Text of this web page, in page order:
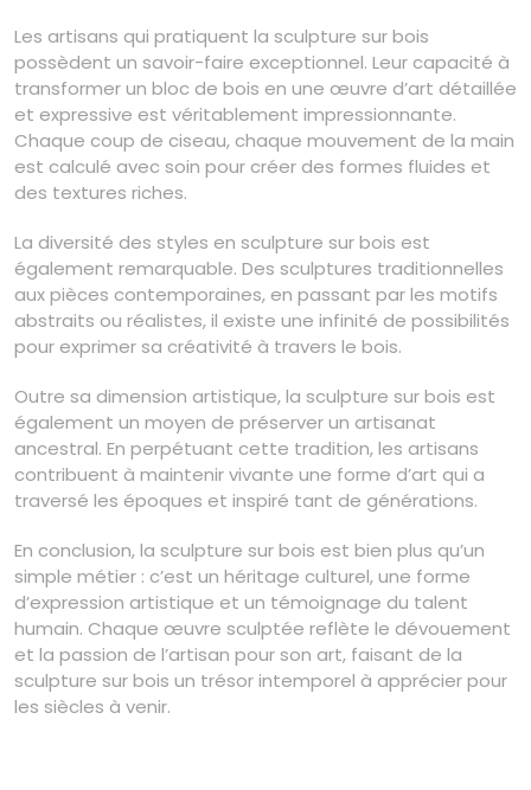
Les artisans qui pratiquent la sculpture sur bois
possèdent un savoir-faire exceptionnel. Leur capacité à
transformer un bloc de bois en une œuvre d’art détaillée
et expressive est véritablement impressionnante.
Chaque coup de ciseau, chaque mouvement de la main
est calculé avec soin pour créer des formes fluides et
des textures riches.
La diversité des styles en sculpture sur bois est
également remarquable. Des sculptures traditionnelles
aux pièces contemporaines, en passant par les motifs
abstraits ou réalistes, il existe une infinité de possibilités
pour exprimer sa créativité à travers le bois.
Outre sa dimension artistique, la sculpture sur bois est
également un moyen de préserver un artisanat
ancestral. En perpétuant cette tradition, les artisans
contribuent à maintenir vivante une forme d’art qui a
traversé les époques et inspiré tant de générations.
En conclusion, la sculpture sur bois est bien plus qu’un
simple métier : c’est un héritage culturel, une forme
d’expression artistique et un témoignage du talent
humain. Chaque œuvre sculptée reflète le dévouement
et la passion de l’artisan pour son art, faisant de la
sculpture sur bois un trésor intemporel à apprécier pour
les siècles à venir.